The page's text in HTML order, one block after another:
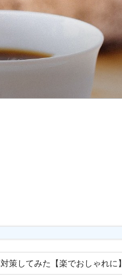
策してみた【楽でおしゃれに】